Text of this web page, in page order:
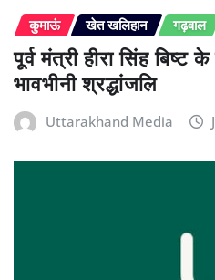
कुमाऊं खेत खलिहान गढ़वाल
पूर्व मंत्री हीरा सिंह
भावभीनी श्रद्धांजलि
Uttarakhand Media